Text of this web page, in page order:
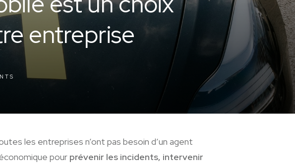
entreprise
les entreprises n’ont pas besoin d’un agent
pour prévenir les incidents, intervenir